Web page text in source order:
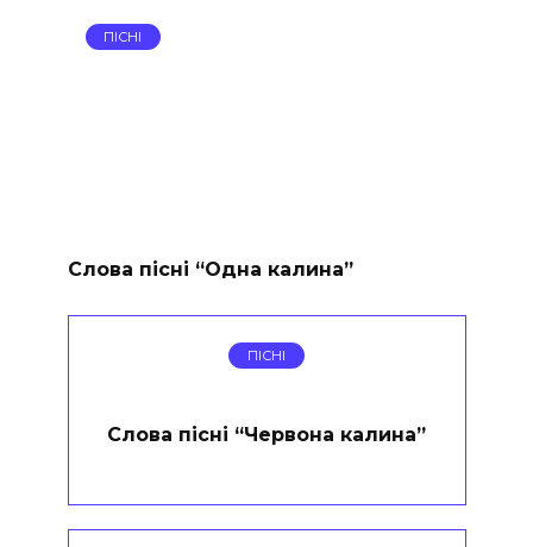
ПІСНІ
Слова пісні “Одна калина”
ПІСНІ
Слова пісні “Червона калина”